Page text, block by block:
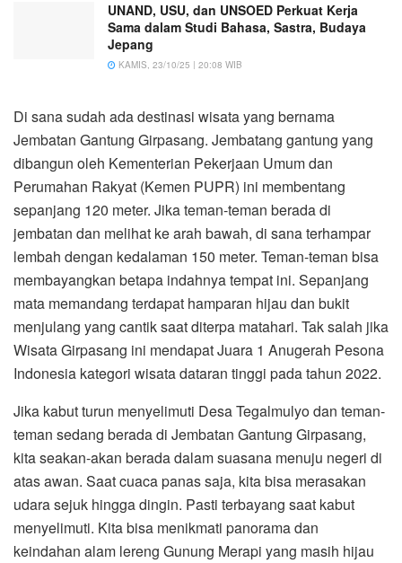
UNAND, USU, dan UNSOED Perkuat Kerja
Sama dalam Studi Bahasa, Sastra, Budaya
Jepang
KAMIS, 23/10/25 | 20:08 WIB
Di sana sudah ada destinasi wisata yang bernama
Jembatan Gantung Girpasang. Jembatang gantung yang
dibangun oleh Kementerian Pekerjaan Umum dan
Perumahan Rakyat (Kemen PUPR) ini membentang
sepanjang 120 meter. Jika teman-teman berada di
jembatan dan melihat ke arah bawah, di sana terhampar
lembah dengan kedalaman 150 meter. Teman-teman bisa
membayangkan betapa indahnya tempat ini. Sepanjang
mata memandang terdapat hamparan hijau dan bukit
menjulang yang cantik saat diterpa matahari. Tak salah jika
Wisata Girpasang ini mendapat Juara 1 Anugerah Pesona
Indonesia kategori wisata dataran tinggi pada tahun 2022.
Jika kabut turun menyelimuti Desa Tegalmulyo dan teman-
teman sedang berada di Jembatan Gantung Girpasang,
kita seakan-akan berada dalam suasana menuju negeri di
atas awan. Saat cuaca panas saja, kita bisa merasakan
udara sejuk hingga dingin. Pasti terbayang saat kabut
menyelimuti. Kita bisa menikmati panorama dan
keindahan alam lereng Gunung Merapi yang masih hijau